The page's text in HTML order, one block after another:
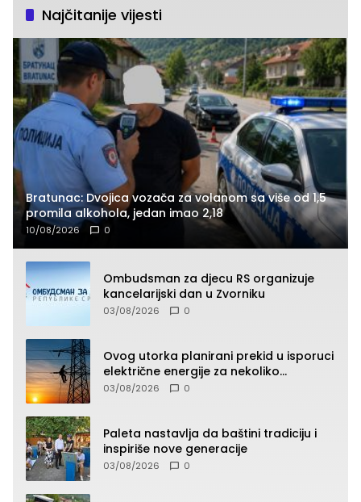
Najčitanije vijesti
Bratunac: Dvojica vozača za volanom sa više od 1,5
promila alkohola, jedan imao 2,18
10/08/2026 0
Ombudsman za djecu RS organizuje
kancelarijski dan u Zvorniku
03/08/2026 0
Ovog utorka planirani prekid u isporuci
električne energije za nekoliko
zvorničkih naselja
03/08/2026 0
Paleta nastavlja da baštini tradiciju i
inspiriše nove generacije
03/08/2026 0